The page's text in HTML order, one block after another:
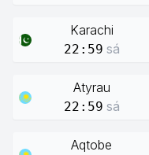
Karachi
22:59 sá
Atyrau
22:59 sá
Aqtobe